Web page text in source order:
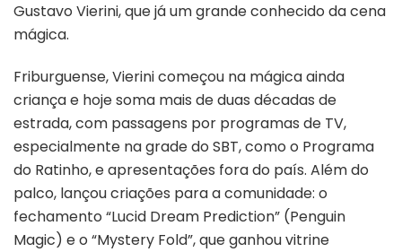
Gustavo Vierini, que já um grande conhecido da cena
mágica.
Friburguense, Vierini começou na mágica ainda
criança e hoje soma mais de duas décadas de
estrada, com passagens por programas de TV,
especialmente na grade do SBT, como o Programa
do Ratinho, e apresentações fora do país. Além do
palco, lançou criações para a comunidade: o
fechamento “Lucid Dream Prediction” (Penguin
Magic) e o “Mystery Fold”, que ganhou vitrine